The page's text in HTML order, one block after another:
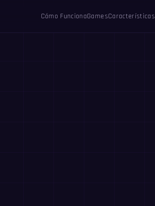
Cómo FuncionaGamesCaracterísticas